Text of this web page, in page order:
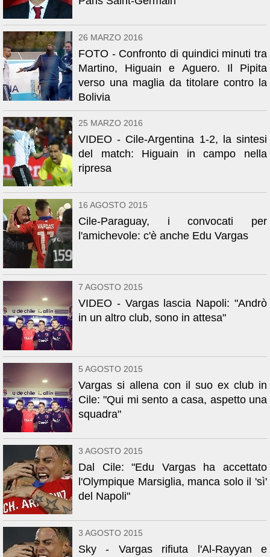
26 MARZO 2016
FOTO - Confronto di quindici minuti tra
Martino, Higuain e Aguero. Il Pipita
verso una maglia da titolare contro la
Bolivia
25 MARZO 2016
VIDEO - Cile-Argentina 1-2, la sintesi
del match: Higuain in campo nella
ripresa
16 AGOSTO 2015
Cile-Paraguay, i convocati per
l'amichevole: c'è anche Edu Vargas
7 AGOSTO 2015
VIDEO - Vargas lascia Napoli: "Andrò
in un altro club, sono in attesa"
5 AGOSTO 2015
Vargas si allena con il suo ex club in
Cile: "Qui mi sento a casa, aspetto una
squadra"
3 AGOSTO 2015
Dal Cile: "Edu Vargas ha accettato
l'Olympique Marsiglia, manca solo il 'sì'
del Napoli"
3 AGOSTO 2015
Sky - Vargas rifiuta l'Al-Rayyan e